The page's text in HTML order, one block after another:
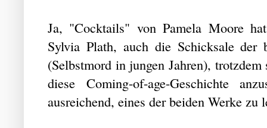
Ja, "Cocktails" von Pamela Moore
Sylvia Plath, auch die Schicksale der
(Selbstmord in jungen Jahren),
diese Coming-of-age-Geschichte
ausreichend, eines der beiden Werke zu